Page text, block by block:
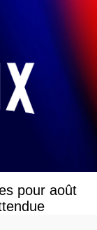
pour août